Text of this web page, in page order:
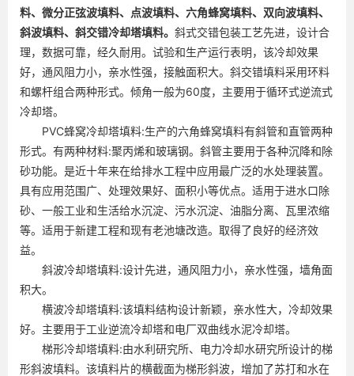
料、微分正弦波填料、点波填料、六角蜂窝填料、双向波填料、
斜波填料、斜交错冷却塔填料。 斜式交错包装工艺先进，设计合
理，数据可靠，经久耐用。试验和生产运行表明，该冷却效果
好，通风阻力小，亲水性强，接触面积大。斜交错填料采用环料
和螺杆组合两种形式。倾角一般为60度，主要用于循环式逆流式
冷却塔。
PVC蜂窝冷却塔填料:生产的六角蜂窝填料有斜管和直管两种
形式。有两种材料:聚丙烯和玻璃钢。斜管主要用于各种沉降和除
砂功能。是近十年来在给排水工程中应用最广泛的水处理装置。
具有应用范围广、处理效果好、面积小等优点。适用于进水口除
砂、一般工业和生活给水沉淀、污水沉淀、油脂分离、瓦里浓缩
等。适用于新建工程和现有老池塘改造。取得了良好的经济效
益。
斜波冷却塔填料:设计先进，通风阻力小，亲水性强，墙角面
积大。
横波冷却塔填料:该填料结构设计新颖，亲水性大，冷却效果
好。主要用于工业逆流冷却塔和电厂双曲线水泥冷却塔。
梯形冷却塔填料:由水利研究所、电力冷却水研究所设计的梯
形斜波填料。该填料片的横截面为梯形斜波，增加了苏打和水在